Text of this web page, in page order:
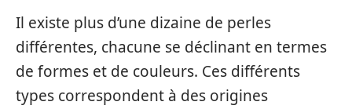
Il existe plus d’une dizaine de perles
différentes, chacune se déclinant en termes
de formes et de couleurs. Ces différents
types correspondent à des origines